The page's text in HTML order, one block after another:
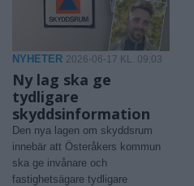
NYHETER 2026-06-17 KL. 09:03
Ny lag ska ge
tydligare
skyddsinformation
Den nya lagen om skyddsrum
innebär att Österåkers kommun
ska ge invånare och
fastighetsägare tydligare